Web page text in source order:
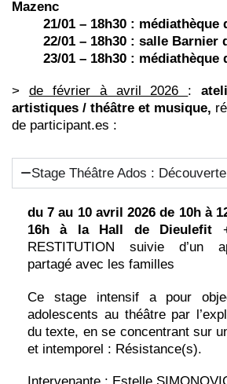
Mazenc
21/01 – 18h30 : médiathèque
22/01 – 18h30 : salle Barnier
23/01 – 18h30 : médiathèque
> de février à avril 2026 :
artistiques / théâtre et musique,
de participant.es :
Stage Théâtre Ados :
du 7 au 10 avril 2026 de 10h à
16h à la Hall de Dieulefit
RESTITUTION suivie d’un
partagé avec les familles
Ce stage intensif a pour
adolescents au théâtre par
du texte, en se concentrant sur
et intemporel : Résistance(s).